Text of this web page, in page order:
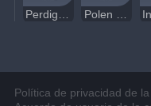
Perdigones de plomo Polen de neblina
Política de privacidad de